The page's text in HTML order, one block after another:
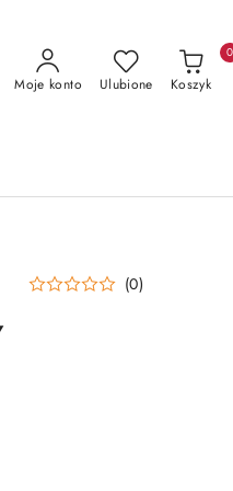
Moje konto Ulubione Koszyk
0
(0)